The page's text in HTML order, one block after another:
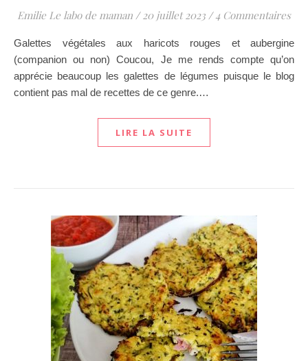
Emilie Le labo de maman / 20 juillet 2023 / 4 Commentaires
Galettes végétales aux haricots rouges et aubergine
(companion ou non) Coucou, Je me rends compte qu’on
apprécie beaucoup les galettes de légumes puisque le blog
contient pas mal de recettes de ce genre.…
LIRE LA SUITE